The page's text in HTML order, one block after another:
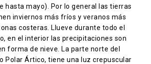
hasta mayo). Por lo general las tierras
inviernos más fríos y veranos más
costeras. Llueve durante todo el
en el interior las precipitaciones son
forma de nieve. La parte norte del
Polar Ártico, tiene una luz crepuscular